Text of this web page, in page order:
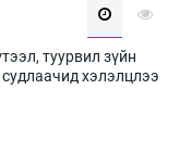
туурвил зүйн
хэлэлцлээ